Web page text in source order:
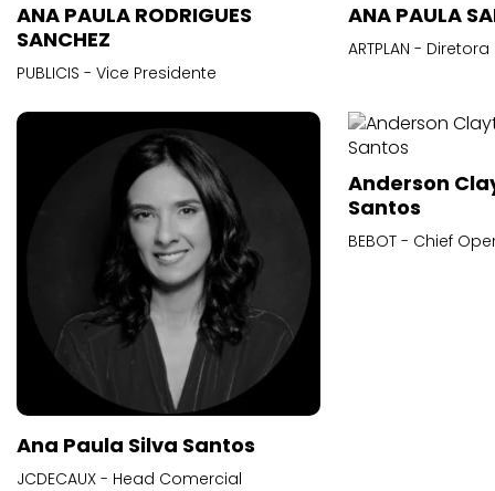
ANA PAULA RODRIGUES
SANCHEZ
PUBLICIS - Vice Presidente
ANA PAULA
ARTPLAN -
Ana Paula Silva Santos
JCDECAUX - Head Comercial
Anderson
Santos
BEBOT - Chief